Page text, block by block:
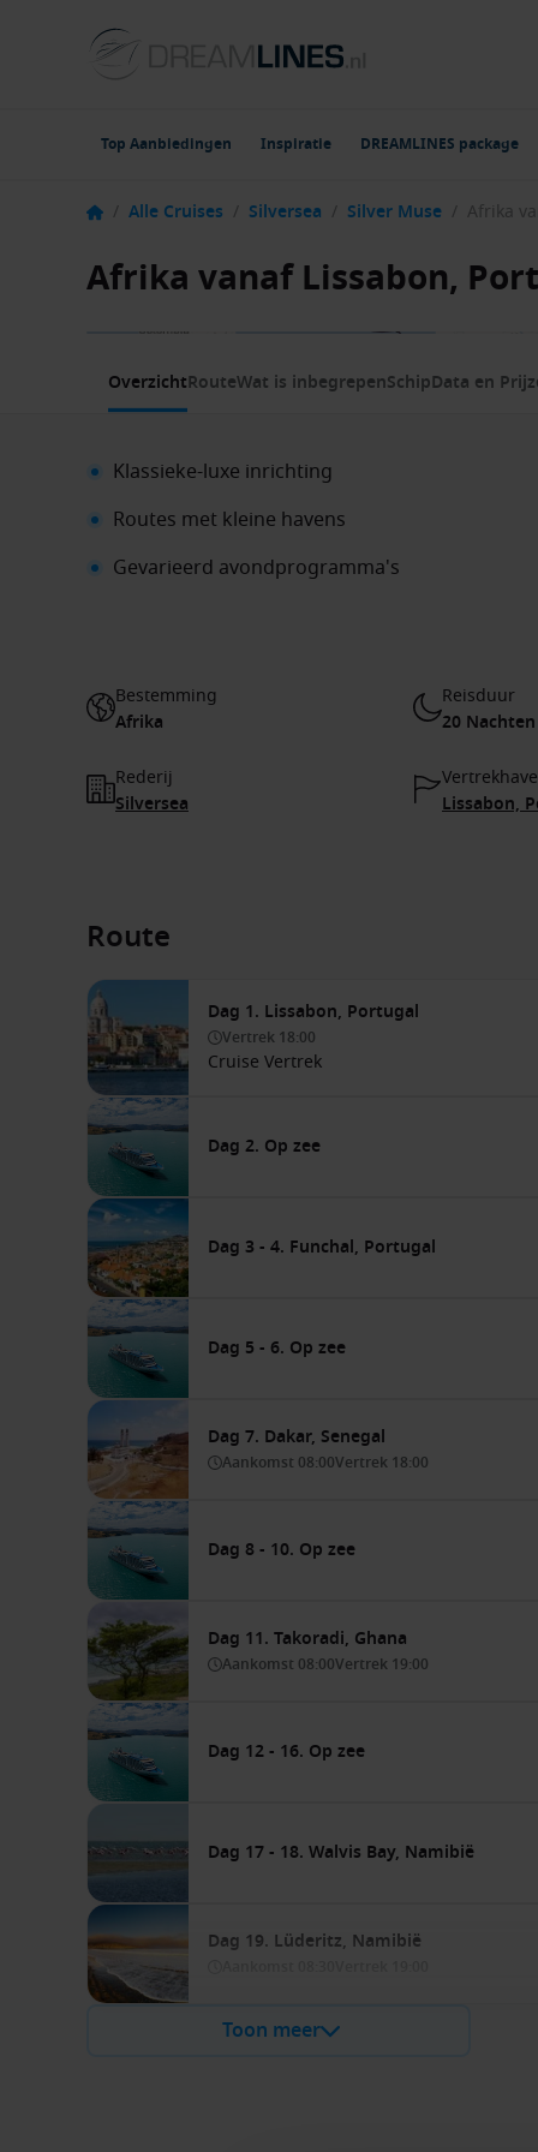
Top Aanbiedingen Inspiratie DREAMLINES package
/ Alle Cruises / Silversea / Silver Muse /
Afrika vanaf Lissabon,
1 / 10
OverzichtRouteWat is inbegrepenSchipData en
Klassieke-luxe inrichting
Routes met kleine havens
Gevarieerd avondprogramma's
Bestemming
Afrika
Reisduur
20 Nachten
Rederij
Silversea
Lissabon,
Route
Dag 1. Lissabon, Portugal
Vertrek 18:00
Cruise Vertrek
Dag 2. Op zee
Dag 3 - 4. Funchal, Portugal
Dag 5 - 6. Op zee
Dag 7. Dakar, Senegal
Aankomst 08:00Vertrek 18:00
Dag 8 - 10. Op zee
Dag 11. Takoradi, Ghana
Aankomst 08:00Vertrek 19:00
Dag 12 - 16. Op zee
Dag 17 - 18. Walvis Bay, Namibië
Dag 19. Lüderitz, Namibië
Toon meer